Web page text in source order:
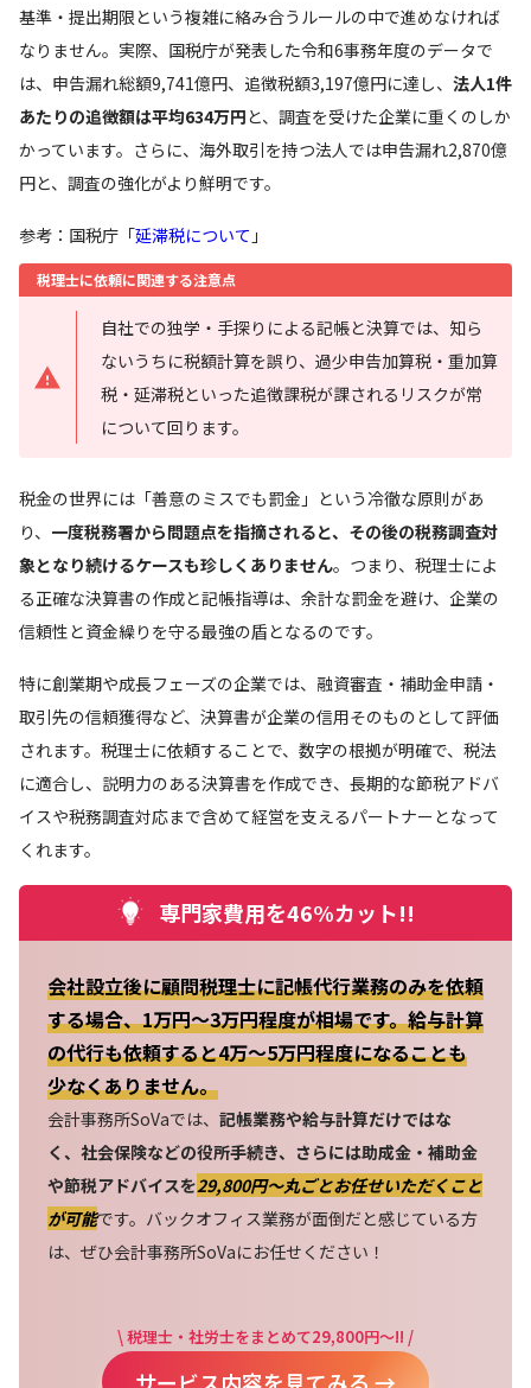
基準・提出期限という複雑に絡み合うルールの中で進めなければ
なりません。実際、国税庁が発表した令和6事務年度のデータで
は、申告漏れ総額9,741億円、追徴税額3,197億円に達し、 法人1件
あたりの追徴額は平均634万円と、調査を受けた企業に重くのしか
かっています。さらに、海外取引を持つ法人では申告漏れ2,870億
円と、調査の強化がより鮮明です。
参考：国税庁「延滞税について 」
税理士に依頼に関連する注意点
自社での独学・手探りによる記帳と決算では、知ら
ないうちに税額計算を誤り、過少申告加算税・重加算
税・延滞税といった追徴課税が課されるリスクが常
について回ります。
税金の世界には「善意のミスでも罰金」という冷徹な原則があ
り、 一度税務署から問題点を指摘されると、その後の税務調査対
象となり続けるケースも珍しくありません。つまり、税理士によ
る正確な決算書の作成と記帳指導は、余計な罰金を避け、企業の
信頼性と資金繰りを守る最強の盾となるのです。
特に創業期や成長フェーズの企業では、融資審査・補助金申請・
取引先の信頼獲得など、決算書が企業の信用そのものとして評価
されます。税理士に依頼することで、数字の根拠が明確で、税法
に適合し、説明力のある決算書を作成でき、長期的な節税アドバ
イスや税務調査対応まで含めて経営を支えるパートナーとなって
くれます。
専門家費用を46%カット!!
会社設立後に顧問税理士に記帳代行業務のみを依頼
する場合、1万円～3万円程度が相場です。給与計算
の代行も依頼すると4万～5万円程度になることも
少なくありません。
会計事務所SoVaでは、 記帳業務や給与計算だけではな
く、社会保険などの役所手続き、さらには助成金・補助金
や節税アドバイスを29,800円〜丸ごとお任せいただくこと
が可能です。バックオフィス業務が面倒だと感じている方
は、ぜひ会計事務所SoVaにお任せください！
\ 税理士・社労士をまとめて29,800円～!! /
サービス内容を見てみる →